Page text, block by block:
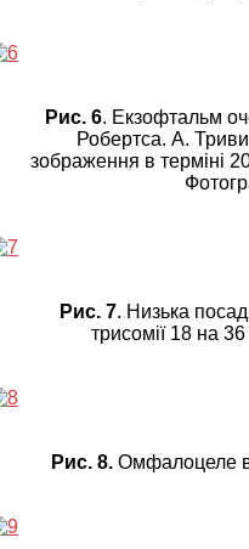
Рис. 6. Екзофтальм
Робертса. А.
зображення в терміні 20
Рис. 7. Низька
трисомії 18 на 36
Рис. 8. Омфалоцеле в